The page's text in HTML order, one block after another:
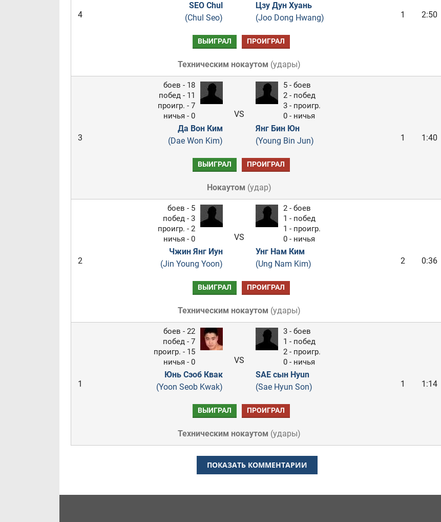
4
SEO Chul
(Chul Seo)
Цзу Дун Хуань
(Joo Dong Hwang)
1 2:50
ВЫИГРАЛ ПРОИГРАЛ
Техническим нокаутом (удары)
3
боев - 18
побед - 11
проигр. - 7
ничья - 0
Да Вон Ким
(Dae Won Kim)
VS
5 - боев
2 - побед
3 - проигр.
0 - ничья
Янг Бин Юн
(Young Bin Jun)
1 1:40
ВЫИГРАЛ ПРОИГРАЛ
Нокаутом (удар)
2
боев - 5
побед - 3
проигр. - 2
ничья - 0
Чжин Янг Иун
(Jin Young Yoon)
VS
2 - боев
1 - побед
1 - проигр.
0 - ничья
Унг Нам Ким
(Ung Nam Kim)
2 0:36
ВЫИГРАЛ ПРОИГРАЛ
Техническим нокаутом (удары)
1
боев - 22
побед - 7
проигр. - 15
ничья - 0
Юнь Сэоб Квак
(Yoon Seob Kwak)
VS
3 - боев
1 - побед
2 - проигр.
0 - ничья
SAE сын Hyun
(Sae Hyun Son)
1 1:14
ВЫИГРАЛ ПРОИГРАЛ
Техническим нокаутом (удары)
ПОКАЗАТЬ КОММЕНТАРИИ